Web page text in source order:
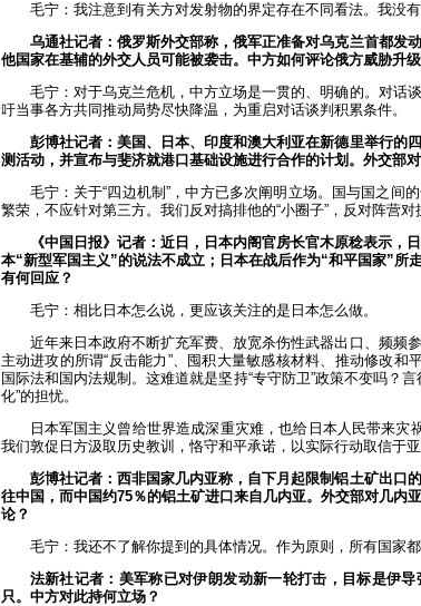
毛宁：我注意到有关方对发射物的界定存在不同看法。我没有
乌通社记者：俄罗斯外交部称，俄军正准备对乌克兰首都发
他国家在基辅的外交人员可能被袭击。中方如何评论俄方威胁升
毛宁：对于乌克兰危机，中方立场是一贯的、明确的。对话
吁当事各方共同推动局势尽快降温，为重启对话谈判积累条件。
彭博社记者：美国、日本、印度和澳大利亚在新德里举行的
测活动，并宣布与斐济就港口基础设施进行合作的计划。外交部
毛宁：关于“四边机制”，中方已多次阐明立场。国与国之间
繁荣，不应针对第三方。我们反对搞排他的“小圈子”，反对阵营对
《中国日报》记者：近日，日本内阁官房长官木原稔表示，
本“新型军国主义”的说法不成立；日本在战后作为“和平国家”所
有何回应？
毛宁：相比日本怎么说，更应该关注的是日本怎么做。
近年来日本政府不断扩充军费、放宽杀伤性武器出口、频频
主动进攻的所谓“反击能力”、囤积大量敏感核材料、推动修改和
国际法和国内法规制。这难道就是坚持“专守防卫”政策不变吗？
化”的担忧。
日本军国主义曾给世界造成深重灾难，也给日本人民带来灾
我们敦促日方汲取历史教训，恪守和平承诺，以实际行动取信于亚
彭博社记者：西非国家几内亚称，自下月起限制铝土矿出口
往中国，而中国约75％的铝土矿进口来自几内亚。外交部对几内
论？
毛宁：我还不了解你提到的具体情况。作为原则，所有国家
法新社记者：美军称已对伊朗发动新一轮打击，目标是伊
只。中方对此持何立场？